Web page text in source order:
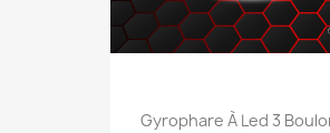
Gyrophare À Led 3